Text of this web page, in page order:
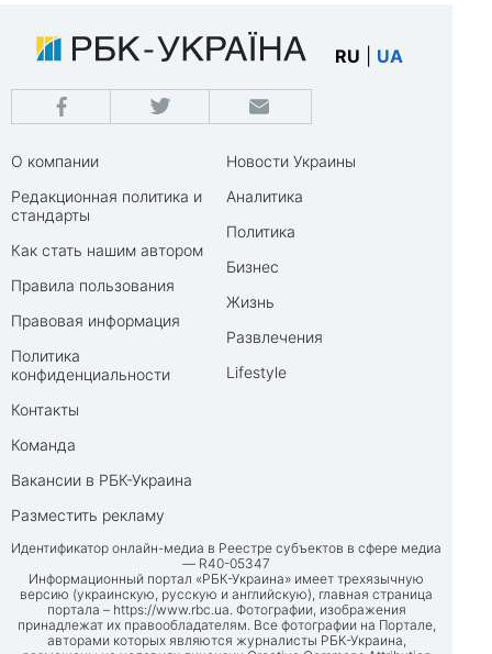
RU UA
О компании
Редакционная политика и
стандарты
Как стать нашим автором
Правила пользования
Правовая информация
Политика
конфиденциальности
Контакты
Команда
Вакансии в РБК-Украина
Разместить рекламу
Новости Украины
Аналитика
Политика
Бизнес
Жизнь
Развлечения
Lifestyle
Идентификатор онлайн-медиа в Реестре субъектов в сфере медиа
— R40-05347
Информационный портал «РБК-Украина» имеет трехязычную
версию (украинскую, русскую и английскую), главная страница
портала – https://www.rbc.ua. Фотографии, изображения
принадлежат их правообладателям. Все фотографии на Портале,
авторами которых являются журналисты РБК-Украина,